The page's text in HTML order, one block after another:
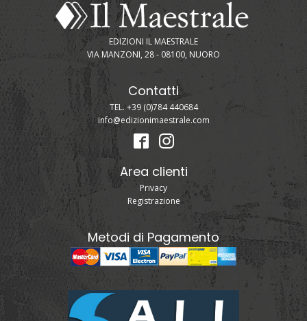
EDIZIONI IL MAESTRALE
VIA MANZONI, 28 - 08100, NUORO
Contatti
TEL. +39 (0)784 440684
info@edizionimaestrale.com
Area clienti
Privacy
Registrazione
Metodi di Pagamento